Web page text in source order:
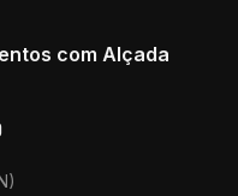
com Alçada